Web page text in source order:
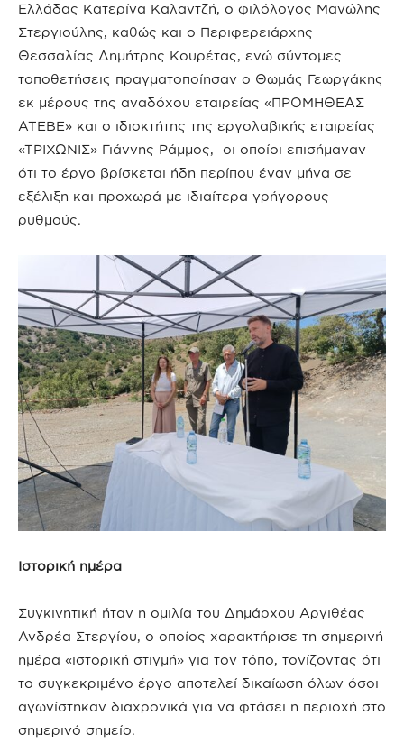
Ελλάδας Κατερίνα Καλαντζή, ο φιλόλογος Μανώλης
Στεργιούλης, καθώς και ο Περιφερειάρχης
Θεσσαλίας Δημήτρης Κουρέτας, ενώ σύντομες
τοποθετήσεις πραγματοποίησαν ο Θωμάς Γεωργάκης
εκ μέρους της αναδόχου εταιρείας «ΠΡΟΜΗΘΕΑΣ
ΑΤΕΒΕ» και ο ιδιοκτήτης της εργολαβικής εταιρείας
«ΤΡΙΧΩΝΙΣ» Γιάννης Ράμμος, οι οποίοι επισήμαναν
ότι το έργο βρίσκεται ήδη περίπου έναν μήνα σε
εξέλιξη και προχωρά με ιδιαίτερα γρήγορους
ρυθμούς.
Ιστορική ημέρα
Συγκινητική ήταν η ομιλία του Δημάρχου Αργιθέας
Ανδρέα Στεργίου, ο οποίος χαρακτήρισε τη σημερινή
ημέρα «ιστορική στιγμή» για τον τόπο, τονίζοντας ότι
το συγκεκριμένο έργο αποτελεί δικαίωση όλων όσοι
αγωνίστηκαν διαχρονικά για να φτάσει η περιοχή στο
σημερινό σημείο.